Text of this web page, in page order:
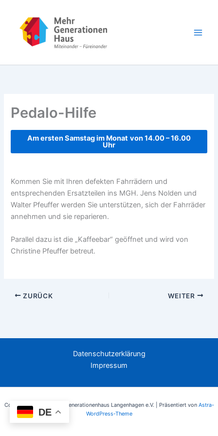
springen
Pedalo-Hilfe
Am ersten Samstag im Monat von 14.00 – 16.00
Uhr
Kommen Sie mit Ihren defekten Fahrrädern und
entsprechenden Ersatzteilen ins MGH. Jens Nolden und
Walter Pfeuffer werden Sie unterstützen, sich der Fahrräder
annehmen und sie reparieren.
Parallel dazu ist die „Kaffeebar“ geöffnet und wird von
Christine Pfeuffer betreut.
ZURÜCK WEITER
Datenschutzerklärung
Impressum
Copyright © 2026 Mehrgenerationenhaus Langenhagen e.V. | Präsentiert von Astra-
WordPress-Theme
DE